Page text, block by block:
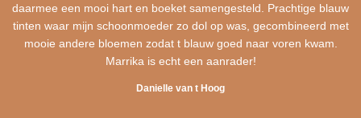
daarmee een mooi hart en boeket samengesteld. Prachtige blauw
tinten waar mijn schoonmoeder zo dol op was, gecombineerd met
mooie andere bloemen zodat t blauw goed naar voren kwam.
Marrika is echt een aanrader!
Danielle van t Hoog